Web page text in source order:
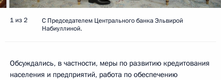
1 из 2
С Председателем Центрального банка Эльвирой
Набиуллиной.
Обсуждались, в частности, меры по развитию кредитования
населения и предприятий, работа по обеспечению